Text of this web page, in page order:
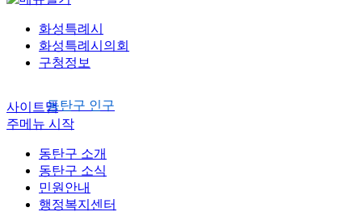
화성특례시
화성특례시의회
구청정보
동탄구 인구
사이트맵
주메뉴 시작
동탄구 소개
동탄구 소식
민원안내
행정복지센터